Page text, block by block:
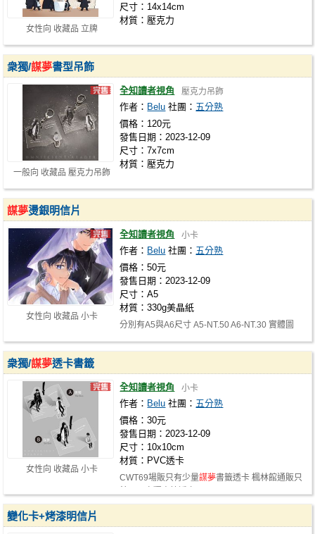
女性向 收藏品 立牌
尺寸：14x14cm
材質：壓克力
一般向 收藏品 壓克力吊飾
衆獨/謀夢書型吊飾
全知讀者視角 壓克力吊飾
作者： Belu 社團： 五分熟
價格：120元
發售日期：2023-12-09
尺寸：7x7cm
材質：壓克力
女性向 收藏品 小卡
謀夢燙銀明信片
全知讀者視角 小卡
作者： Belu 社團： 五分熟
價格：50元
發售日期：2023-12-09
尺寸：A5
材質：330g美晶紙
分別有A5與A6尺寸 A5-NT.50 A6-NT.30 實體圖
女性向 收藏品 小卡
衆獨/謀夢透卡書籤
全知讀者視角 小卡
作者： Belu 社團： 五分熟
價格：30元
發售日期：2023-12-09
尺寸：10x10cm
材質：PVC透卡
CWT69場販只有少量謀夢書籤透卡 楓林館通販只
變化卡+烤漆明信片